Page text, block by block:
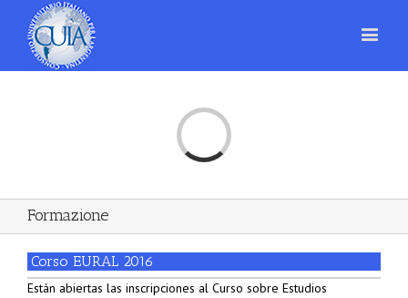
Loading...
Formazione
Corso EURAL 2016
Están abiertas las inscripciones al Curso sobre Estudios